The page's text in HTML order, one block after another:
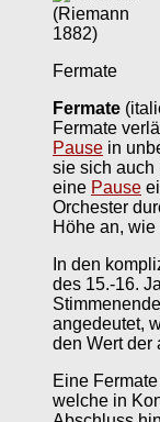
Fermate
Fermate
Fermate
Pause in
sie sich auch
eine Pause
Orchester
Höhe an,
In den
des 15.-16.
angedeutet,
den Wert der
Eine
welche in